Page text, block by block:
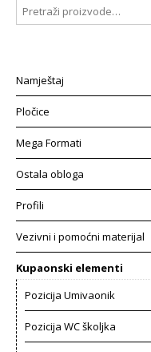
Namještaj
Pločice
Mega Formati
Ostala obloga
Profili
Vezivni i pomoćni materijal
Kupaonski elementi
Pozicija Umivaonik
Pozicija WC školjka